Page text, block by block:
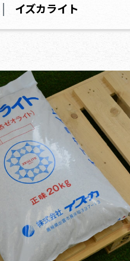
イズカライト